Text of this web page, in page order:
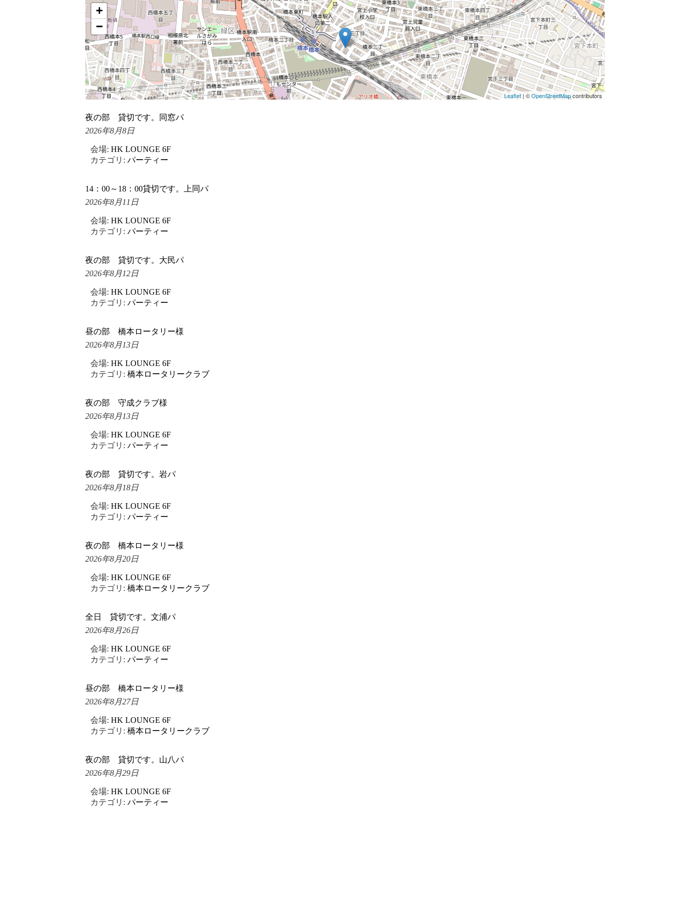
+
−
Leaflet| ©OpenStreetMapcontributors
夜の部 貸切です。同窓パ
2026年8月8日
会場: HK LOUNGE 6F
カテゴリ: パーティー
14：00～18：00貸切です。上同パ
2026年8月11日
会場: HK LOUNGE 6F
カテゴリ: パーティー
夜の部 貸切です。大民パ
2026年8月12日
会場: HK LOUNGE 6F
カテゴリ: パーティー
昼の部 橋本ロータリー様
2026年8月13日
会場: HK LOUNGE 6F
カテゴリ: 橋本ロータリークラブ
夜の部 守成クラブ様
2026年8月13日
会場: HK LOUNGE 6F
カテゴリ: パーティー
夜の部 貸切です。岩パ
2026年8月18日
会場: HK LOUNGE 6F
カテゴリ: パーティー
夜の部 橋本ロータリー様
2026年8月20日
会場: HK LOUNGE 6F
カテゴリ: 橋本ロータリークラブ
全日 貸切です。文浦パ
2026年8月26日
会場: HK LOUNGE 6F
カテゴリ: パーティー
昼の部 橋本ロータリー様
2026年8月27日
会場: HK LOUNGE 6F
カテゴリ: 橋本ロータリークラブ
夜の部 貸切です。山八パ
2026年8月29日
会場: HK LOUNGE 6F
カテゴリ: パーティー